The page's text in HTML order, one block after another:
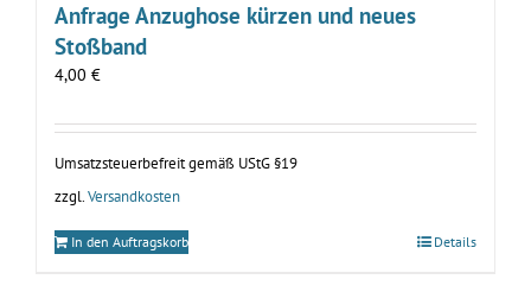
Anfrage Anzughose kürzen und neues
Stoßband
4,00 €
Umsatzsteuerbefreit gemäß UStG §19
zzgl. Versandkosten
In den Auftragskorb Details